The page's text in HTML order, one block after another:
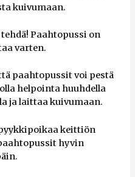
kuivumaan.
Paahtopussi on
varten.
paahtopussit voi pestä
helpointa huuhdella
ja laittaa kuivumaan.
keittiön
hyvin